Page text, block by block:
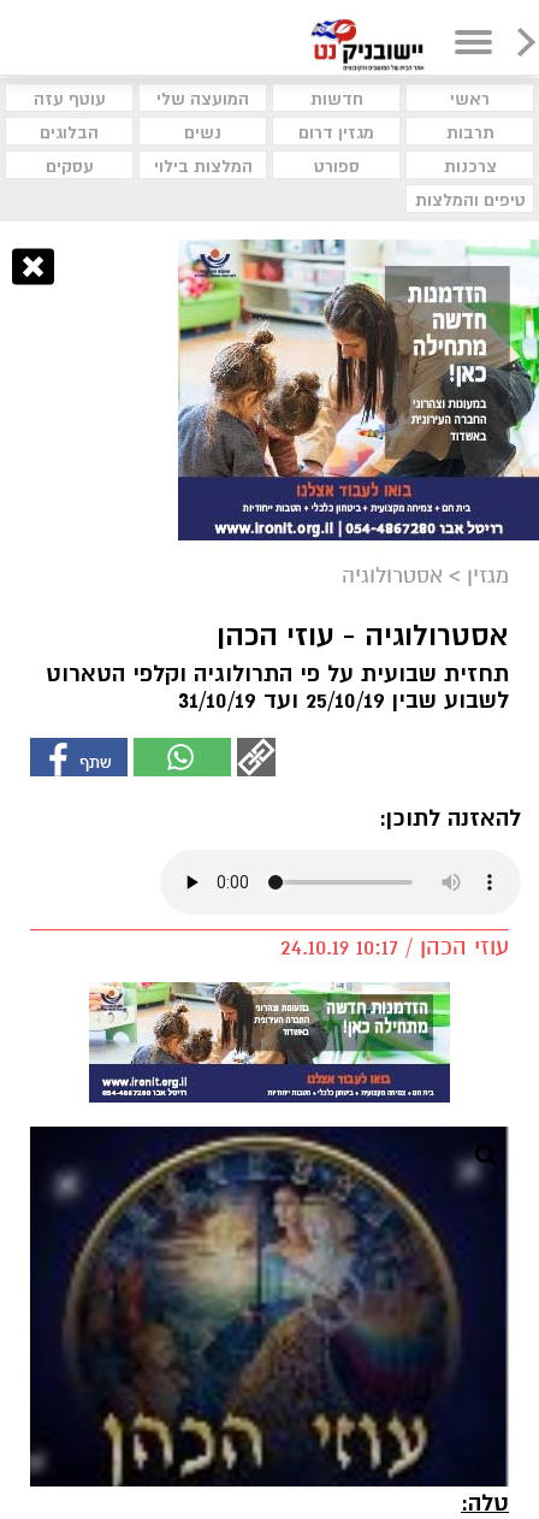
ראשי חדשות המועצה שלי
עוטף עזה
תרבות
מגזין דרום נשים
הבלוגים
צרכנות
ספורט המלצות בילוי
עסקים
טיפים והמלצות
מגזין > אסטרולוגיה
אסטרולוגיה - עוזי הכהן
תחזית שבועית על פי התרולוגיה וקלפי הטארוט
לשבוע שבין 25/10/19 ועד 31/10/19
להאזנה לתוכן:
עוזי הכהן / 10:17 24.10.19
טלה: